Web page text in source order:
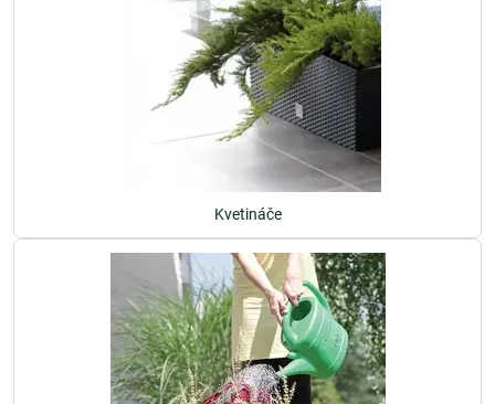
Kvetináče